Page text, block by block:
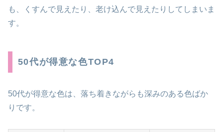
も、くすんで見えたり、老け込んで見えたりしてしまいま
す。
50代が得意な色TOP4
50代が得意な色は、落ち着きながらも深みのある色ばか
りです。